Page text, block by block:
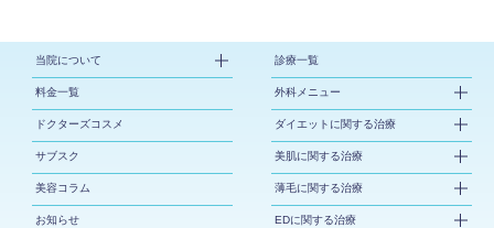
当院について
料金一覧
ドクターズコスメ
サブスク
美容コラム
お知らせ
診療一覧
外科メニュー
ダイエットに関する治療
美肌に関する治療
薄毛に関する治療
EDに関する治療